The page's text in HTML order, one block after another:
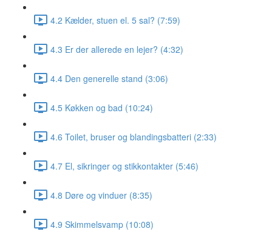
4.2 Kælder, stuen el. 5 sal? (7:59)
4.3 Er der allerede en lejer? (4:32)
4.4 Den generelle stand (3:06)
4.5 Køkken og bad (10:24)
4.6 Toilet, bruser og blandingsbatteri (2:33)
4.7 El, sikringer og stikkontakter (5:46)
4.8 Døre og vinduer (8:35)
4.9 Skimmelsvamp (10:08)